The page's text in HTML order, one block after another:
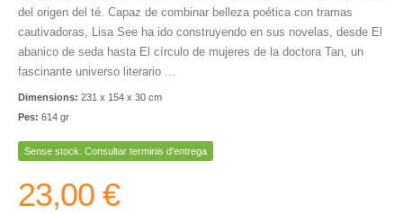
del origen del té. Capaz de combinar belleza poética con tramas
cautivadoras, Lisa See ha ido construyendo en sus novelas, desde El
abanico de seda hasta El círculo de mujeres de la doctora Tan, un
fascinante universo literario ...
Dimensions: 231 x 154 x 30 cm
Pes: 614 gr
Sense stock. Consultar terminis d'entrega
23,00 €